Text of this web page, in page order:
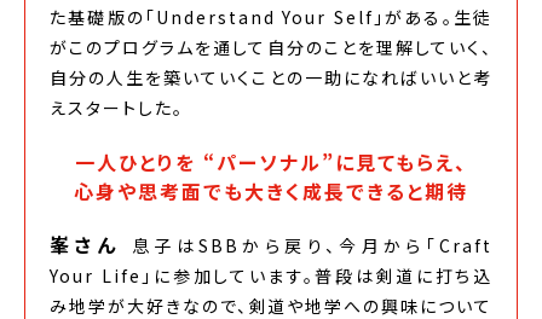
た基礎版の「Understand Your Self」がある。生徒
がこのプログラムを通して自分のことを理解していく、
自分の人生を築いていくことの一助になればいいと考
えスタートした。
一人ひとりを “パーソナル”に見てもらえ、
心身や思考面でも大きく成長できると期待
峯さん
息子はSBBから戻り、今月から「Craft
Your Life」に参加しています。普段は剣道に打ち込
み地学が大好きなので、剣道や地学への興味について